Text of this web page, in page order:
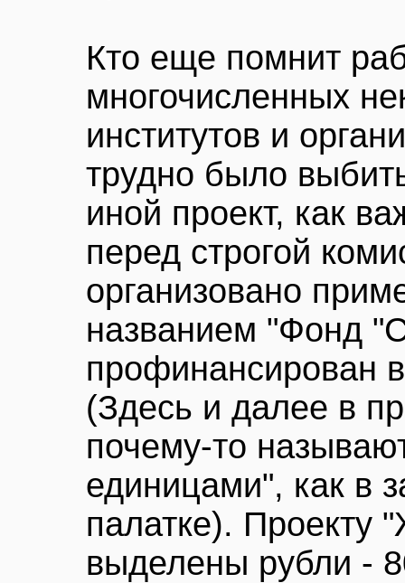
Кто еще помнит
многочисленных
институтов и
трудно было
иной проект, как
перед строгой
организовано
названием "Фонд
профинансирован
(Здесь и далее в
почему-то
единицами", как в
палатке).
выделены рубли -